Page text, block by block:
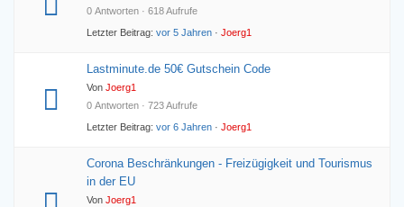
0 Antworten · 618 Aufrufe
Letzter Beitrag: vor 5 Jahren · Joerg1
Lastminute.de 50€ Gutschein Code
Von Joerg1
0 Antworten · 723 Aufrufe
Letzter Beitrag: vor 6 Jahren · Joerg1
Corona Beschränkungen - Freizügigkeit und Tourismus
in der EU
Von Joerg1